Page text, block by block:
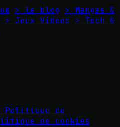
> le blog > Mangas &
> Jeux Vidéos
> Tech &
Politique de
de cookies